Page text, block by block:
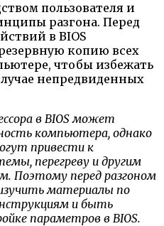
пользователя и
разгона. Перед
в BIOS
копию всех
чтобы избежать
непредвиденных
в BIOS может
компьютера, однако
привести к
перегреву и другим
Поэтому перед разгоном
материалы по
и быть
параметров в BIOS.